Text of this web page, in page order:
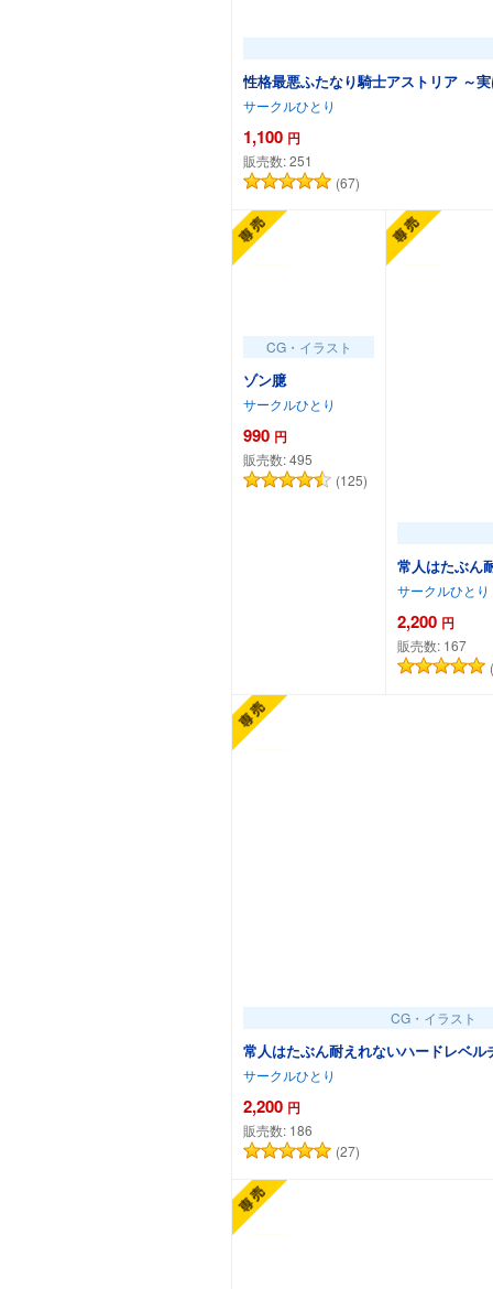
性格最悪ふたなり騎士アストリア ～
サークルひとり
1,100 円
販売数:251
(67)
CG・イラスト
ゾン臆
サークルひとり
990 円
販売数:495
(125)
常人はたぶん
サークルひとり
2,200 円
販売数: 167
CG・イラスト
常人はたぶん耐えれないハードレベル
サークルひとり
2,200 円
販売数: 186
(27)